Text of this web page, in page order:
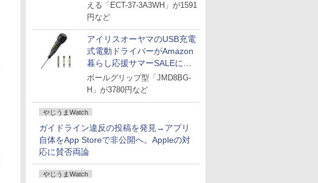
える「ECT-37-3A3WH」が1591
円など
アイリスオーヤマのUSB充電
式電動ドライバーがAmazon
暮らし応援サマーSALEに登
場
ボールグリップ型「JMD8BG-
H」が3780円など
やじうまWatch
ガイドライン違反の投稿を発見→アプリ
自体をApp Storeで非公開へ。Appleの対
応に賛否両論
やじうまWatch